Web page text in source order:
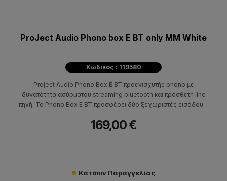
ProJect Audio Phono box E BT only MM White
Κωδικός : 119580
Project Audio Phono Box E BT προενισχυτής phono με
δυνατότητα ασύρματου streaming bluetooth και πρόσθετη line
πηγή. Το Phono Box E BT προσφέρει δύο ξεχωριστές εισόδους,
εξόδους. Μπορεί να χρησιμοποιηθεί ως συνηθισμένο phono
169,00 €
Κατόπιν Παραγγελίας